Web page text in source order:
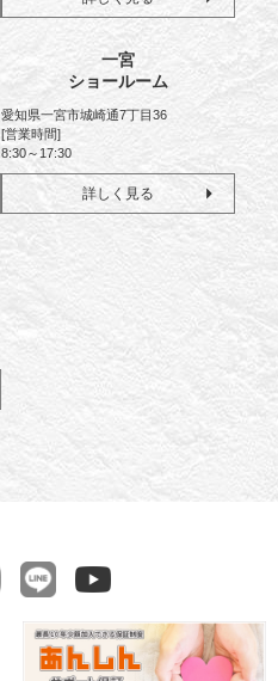
一宮
ショールーム
愛知県一宮市城崎通7丁目36
[営業時間]
8:30～17:30
詳しく見る